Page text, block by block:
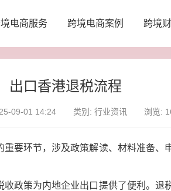
电商服务 跨境电商案例 跨境
出口香港退税流程
09-01 14:24 类别:行业资讯 浏览:
环节，涉及政策解读、材料准备、
策为内地企业出口提供了便利。退